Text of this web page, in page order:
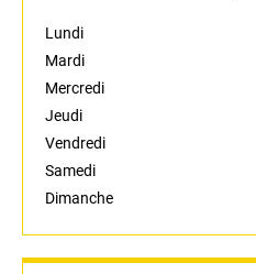
Lundi
Mardi
Mercredi
Jeudi
Vendredi
Samedi
Dimanche